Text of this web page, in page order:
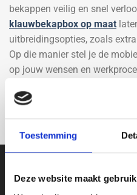
Toestemming
Deze website maakt
bekappen veilig en snel
klauwbekapbox op maat
uitbreidingsopties, zoals
Op die manier stel je de
op jouw wensen en
Ben je op zoek